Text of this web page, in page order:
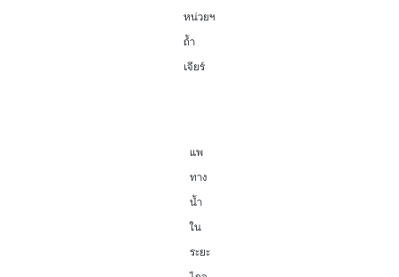
หน่วยฯ
ถ้ำ
เจียร์
แพ
ทาง
น้ำ
ใน
ระยะ